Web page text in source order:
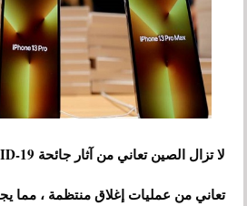
تعاني من عمليات إغلاق منتظمة ،